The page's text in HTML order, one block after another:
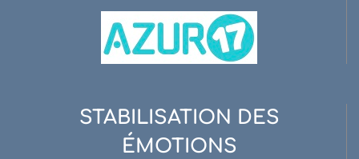
STABILISATION DES
ÉMOTIONS